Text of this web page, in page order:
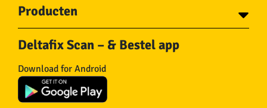
Voor gemeentes
Over Deltafix
Producten
Schroeven
Bouten
Draadnagels
Pluggen
Ketting en Toebehoren
Deltafix Scan – & Bestel app
Download for Android